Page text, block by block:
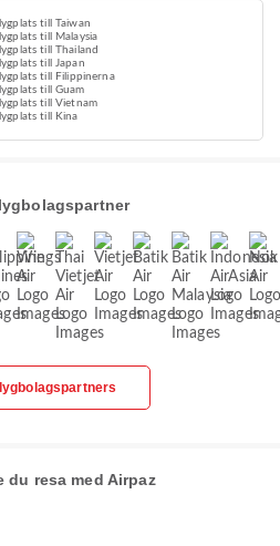
till Taiwan
till Malaysia
till Thailand
till Japan
till Filippinerna
till Guam
till Vietnam
till Kina
du resa med Airpaz